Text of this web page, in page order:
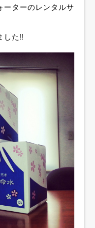
ーターのレンタルサ
した!!